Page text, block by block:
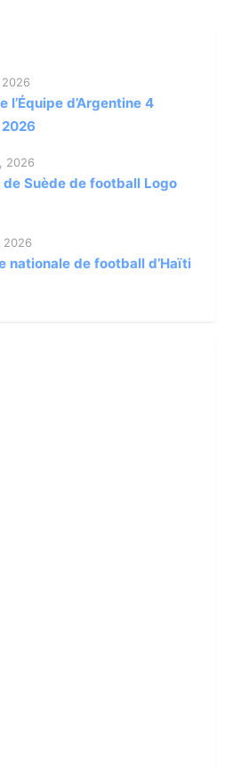
2026
l’Équipe d’Argentine 4
2026
de Suède de football Logo
2026
nationale de football d’Haïti